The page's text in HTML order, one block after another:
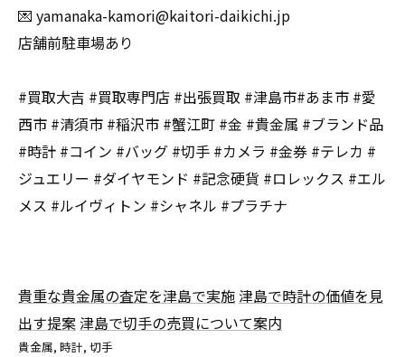
💌 yamanaka-kamori@kaitori-daikichi.jp
店舗前駐車場あり
#買取大吉 #買取専門店 #出張買取 #津島市#あま市 #愛
西市 #清須市 #稲沢市 #蟹江町 #金 #貴金属 #ブランド品
#時計 #コイン #バッグ #切手 #カメラ #金券 #テレカ #
ジュエリー #ダイヤモンド #記念硬貨 #ロレックス #エル
メス #ルイヴィトン #シャネル #プラチナ
貴重な貴金属の査定を津島で実施 津島で時計の価値を見
出す提案 津島で切手の売買について案内
貴金属 時計 切手